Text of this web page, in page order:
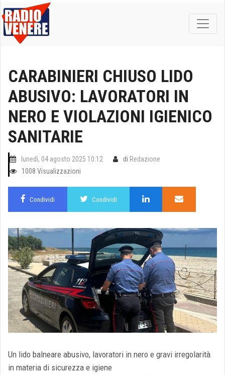
CARABINIERI CHIUSO LIDO
ABUSIVO: LAVORATORI IN
NERO E VIOLAZIONI IGIENICO
SANITARIE
lunedì, 04 agosto 2025 10:12 di Redazione
1008 Visualizzazioni
Condividi Condividi
Un lido balneare abusivo, lavoratori in nero e gravi irregolarità
in materia di sicurezza e igiene